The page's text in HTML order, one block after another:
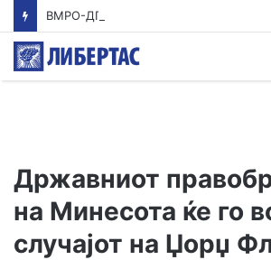
Државниот
на Минесота ќе го
случајот на Џорџ